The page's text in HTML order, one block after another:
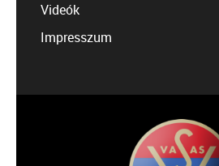
Videók
Impresszum